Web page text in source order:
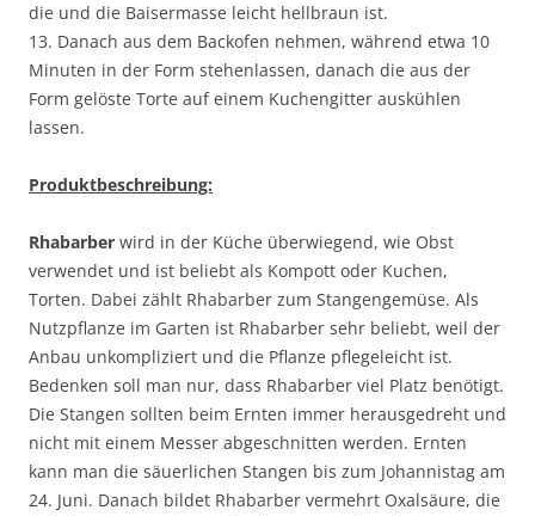
die und die Baisermasse leicht hellbraun ist.
13. Danach aus dem Backofen nehmen, während etwa 10
Minuten in der Form stehenlassen, danach die aus der
Form gelöste Torte auf einem Kuchengitter auskühlen
lassen.
Produktbeschreibung:
Rhabarber wird in der Küche überwiegend, wie Obst
verwendet und ist beliebt als Kompott oder Kuchen,
Torten. Dabei zählt Rhabarber zum Stangengemüse. Als
Nutzpflanze im Garten ist Rhabarber sehr beliebt, weil der
Anbau unkompliziert und die Pflanze pflegeleicht ist.
Bedenken soll man nur, dass Rhabarber viel Platz benötigt.
Die Stangen sollten beim Ernten immer herausgedreht und
nicht mit einem Messer abgeschnitten werden. Ernten
kann man die säuerlichen Stangen bis zum Johannistag am
24. Juni. Danach bildet Rhabarber vermehrt Oxalsäure, die